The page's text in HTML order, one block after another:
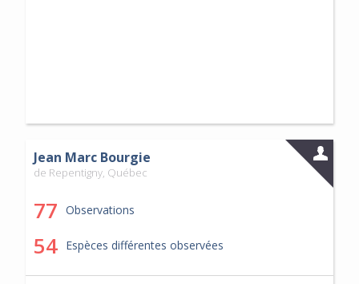
Jean Marc Bourgie
de Repentigny, Québec
77 Observations
54 Espèces différentes observées